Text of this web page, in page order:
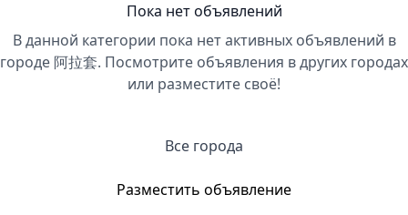
Пока нет объявлений
В данной категории пока нет активных объявлений в
городе 阿拉套. Посмотрите объявления в других городах
или разместите своё!
Все города
Разместить объявление